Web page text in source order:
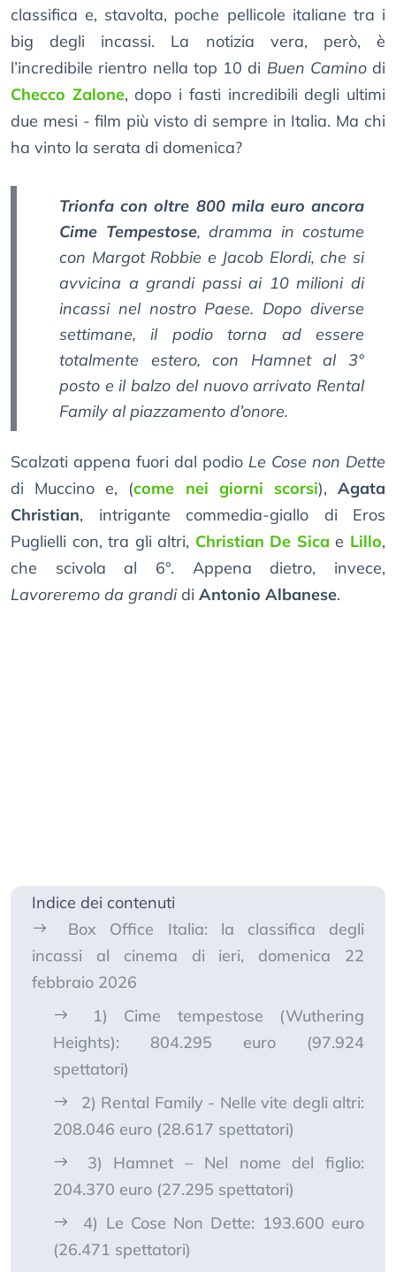
classifica e, stavolta, poche pellicole italiane tra i
big degli incassi. La notizia vera, però, è
l’incredibile rientro nella top 10 di Buen Caminodi
Checco Zalone, dopo i fasti incredibili degli ultimi
due mesi - film più visto di sempre in Italia. Ma chi
ha vinto la serata di domenica?
Trionfa con oltre 800 mila euro ancora
Cime Tempestose, dramma in costume
con Margot Robbie e Jacob Elordi, che si
avvicina a grandi passi ai 10 milioni di
incassi nel nostro Paese. Dopo diverse
settimane, il podio torna ad essere
totalmente estero, con Hamnet al 3°
posto e il balzo del nuovo arrivato Rental
Family al piazzamento d’onore.
Scalzati appena fuori dal podio Le Cose non Dette
di Muccino e, (come nei giorni scorsi),Agata
Christian, intrigante commedia-giallo di Eros
Puglielli con, tra gli altri, Christian De Sica e Lillo,
che scivola al 6°. Appena dietro, invece,
Lavoreremo da grandidi Antonio Albanese.
Indice dei contenuti
Box Office Italia: la classifica degli
incassi al cinema di ieri, domenica 22
febbraio 2026
1) Cime tempestose (Wuthering
Heights): 804.295 euro (97.924
spettatori)
2) Rental Family - Nelle vite degli altri:
208.046 euro (28.617 spettatori)
3) Hamnet – Nel nome del figlio:
204.370 euro (27.295 spettatori)
4) Le Cose Non Dette: 193.600 euro
(26.471 spettatori)